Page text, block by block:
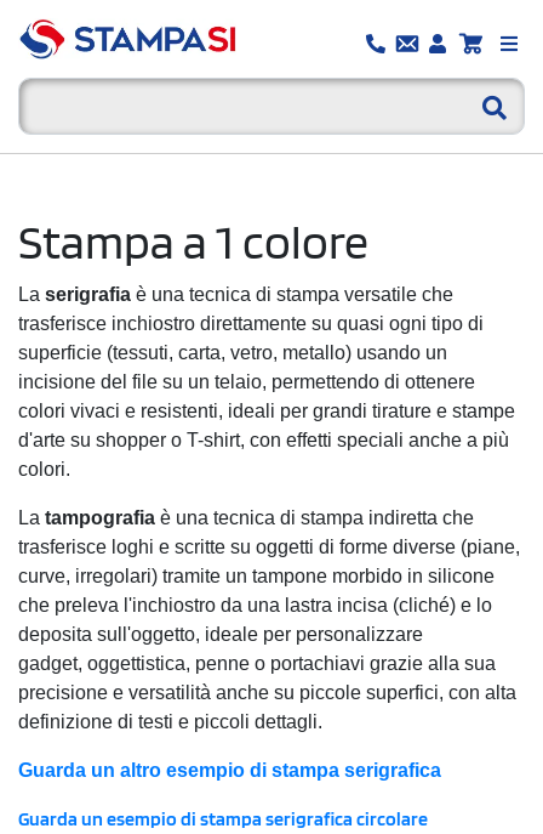
Stampa a 1 colore
La serigrafia è una tecnica di stampa versatile che
trasferisce inchiostro direttamente su quasi ogni tipo di
superficie (tessuti, carta, vetro, metallo) usando un
incisione del file su un telaio, permettendo di ottenere
colori vivaci e resistenti, ideali per grandi tirature e stampe
d'arte su shopper o T-shirt, con effetti speciali anche a più
colori.
La tampografia è una tecnica di stampa indiretta che
trasferisce loghi e scritte su oggetti di forme diverse (piane,
curve, irregolari) tramite un tampone morbido in silicone
che preleva l'inchiostro da una lastra incisa (cliché) e lo
deposita sull'oggetto, ideale per personalizzare
gadget, oggettistica, penne o portachiavi grazie alla sua
precisione e versatilità anche su piccole superfici, con alta
definizione di testi e piccoli dettagli.
Guarda un altro esempio di stampa serigrafica
Guarda un esempio di stampa serigrafica circolare